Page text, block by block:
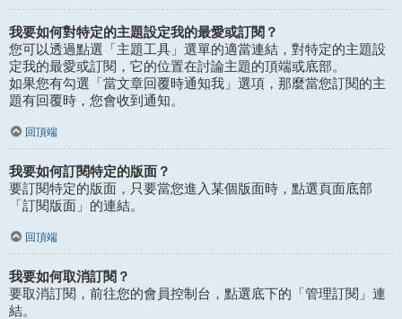
我要如何對特定的主題設定我的最愛或訂閱？
您可以透過點選「主題工具」選單的適當連結，對特定的主題設
定我的最愛或訂閱，它的位置在討論主題的頂端或底部。
如果您有勾選「當文章回覆時通知我」選項，那麼當您訂閱的主
題有回覆時，您會收到通知。
回頂端
我要如何訂閱特定的版面？
要訂閱特定的版面，只要當您進入某個版面時，點選頁面底部
「訂閱版面」的連結。
回頂端
我要如何取消訂閱？
要取消訂閱，前往您的會員控制台，點選底下的「管理訂閱」連
結。